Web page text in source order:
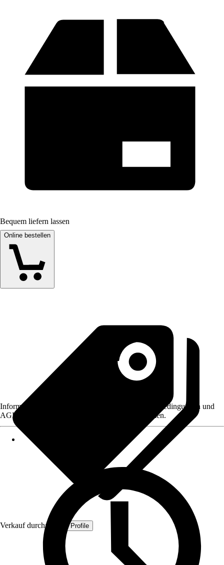
Bequem liefern lassen
Online bestellen
Verkauf durch: Quest Profile
Informationen des Verkäufers, wie z. B. Rückgabebedingungen und
AGB, finden Sie bei Klick auf den Verkäufernamen.